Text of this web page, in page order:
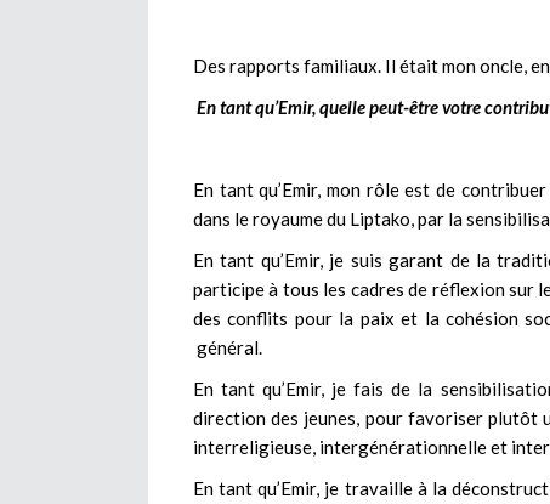
Des rapports familiaux. Il était mon oncle,
En tant qu’Emir, quelle peut-être votre
En tant qu’Emir, mon rôle est de
dans le royaume du Liptako, par la
En tant qu’Emir, je suis garant de la
participe à tous les cadres de réflexion sur
des conflits pour la paix et la cohésion
général.
En tant qu’Emir, je fais de la
direction des jeunes, pour favoriser plutôt
interreligieuse, intergénérationnelle et
En tant qu’Emir, je travaille à la